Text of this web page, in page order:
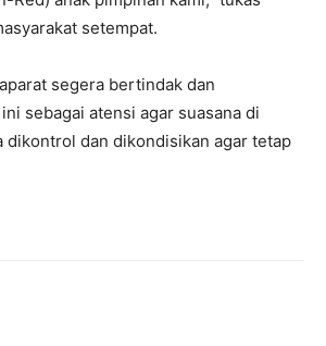
setempat.
segera bertindak dan
sebagai atensi agar suasana di
dikontrol dan dikondisikan agar tetap